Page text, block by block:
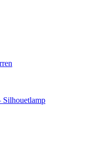
Silhouetlamp